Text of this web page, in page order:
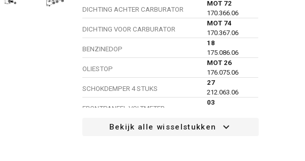
DICHTING ACHTER CARBURATOR
MOT 72
170.366.06
DICHTING VOOR CARBURATOR
MOT 74
170.367.06
BENZINEDOP
18
175.086.06
OLIESTOP
MOT 26
176.075.06
SCHOKDEMPER 4 STUKS
27
212.063.06
FRONTPANEEL VOLTMETER
03
ELEKTRISCHE STURING INVERTER
228.009.06
Bekijk alle wisselstukken